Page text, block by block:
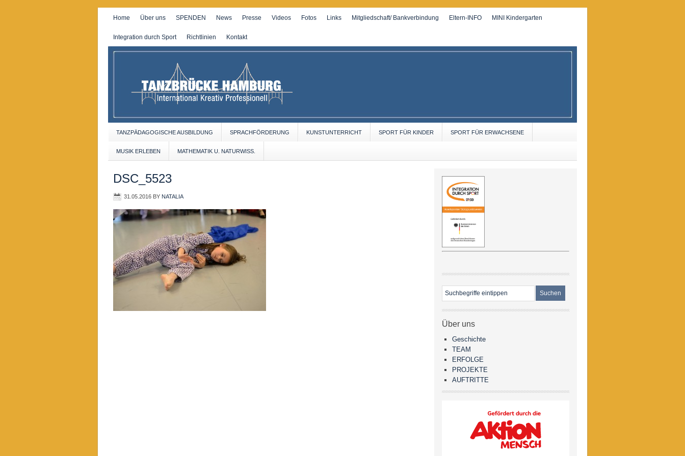
Home Über uns SPENDEN News Presse Videos Fotos Links Mitgliedschaft/ Bankverbindung Eltern-INFO MINI Kindergarten
Integration durch Sport Richtlinien Kontakt
TANZPÄDAGOGISCHE AUSBILDUNG SPRACHFÖRDERUNG KUNSTUNTERRICHT SPORT FÜR KINDER SPORT FÜR ERWACHSENE
MUSIK ERLEBEN MATHEMATIK U. NATURWISS.
DSC_5523
31.05.2016 BY NATALIA
Über uns
Geschichte
TEAM
ERFOLGE
PROJEKTE
AUFTRITTE